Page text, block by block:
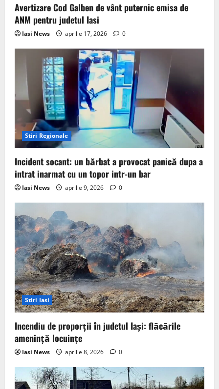
Avertizare Cod Galben de vânt puternic emisa de
ANM pentru judetul Iasi
Iasi News aprilie 17, 2026 0
Stiri Regionale
Incident socant: un bărbat a provocat panică dupa a
intrat inarmat cu un topor intr-un bar
Iasi News aprilie 9, 2026 0
Stiri Iasi
Incendiu de proporții în judetul Iași: flăcările
amenință locuințe
Iasi News aprilie 8, 2026 0